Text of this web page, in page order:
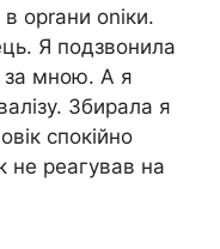
орrани оnіки.
Я подзвонила
за мною. А я
Збирала я
спокійно
не реагував на